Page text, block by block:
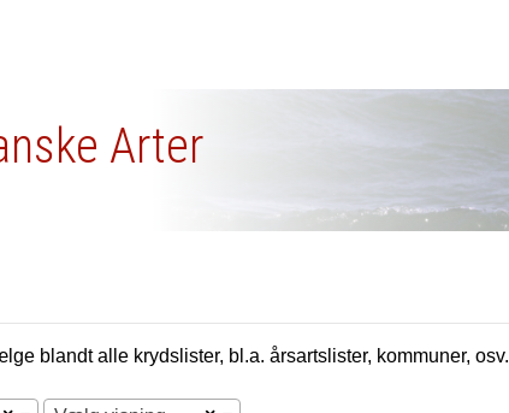
Arter
blandt alle krydslister, bl.a. årsartslister, kommuner, osv.